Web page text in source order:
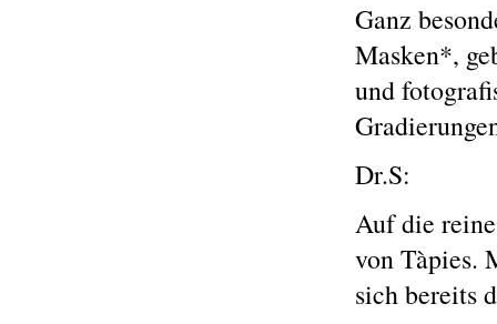
Ganz
Masken*,
und
Dr.S:
Auf die
von Tàpies.
sich bereits